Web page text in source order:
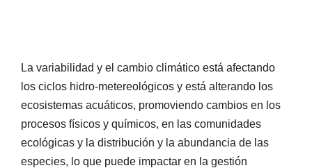
La variabilidad y el cambio climático está afectando
los ciclos hidro-metereológicos y está alterando los
ecosistemas acuáticos, promoviendo cambios en los
procesos físicos y químicos, en las comunidades
ecológicas y la distribución y la abundancia de las
especies, lo que puede impactar en la gestión